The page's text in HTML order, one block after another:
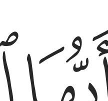
غرك بربك الكريم ٦
مَا غَرَّكَ بِرَبِّكَ ٱلْكَرِيمِ ٦